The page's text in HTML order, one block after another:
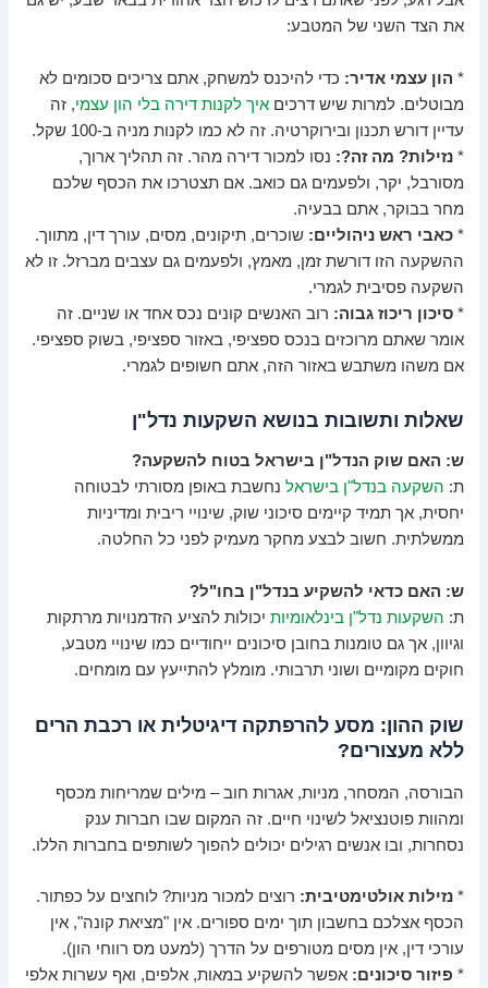
את הצד השני של המטבע:
* הון עצמי אדיר: כדי להיכנס למשחק, אתם צריכים סכומים לא
מבוטלים. למרות שיש דרכיםאיך לקנות דירה בלי הון עצמי, זה
עדיין דורש תכנון ובירוקרטיה. זה לא כמו לקנות מניה ב-100 שקל.
*נזילות? מה זה?: נסו למכור דירה מהר. זה תהליך ארוך,
מסורבל, יקר, ולפעמים גם כואב. אם תצטרכו את הכסף שלכם
מחר בבוקר, אתם בבעיה.
*כאבי ראש ניהוליים: שוכרים, תיקונים, מסים, עורך דין, מתווך.
ההשקעה הזו דורשת זמן, מאמץ, ולפעמים גם עצבים מברזל. זו לא
השקעה פסיבית לגמרי.
*סיכון ריכוז גבוה: רוב האנשים קונים נכס אחד או שניים. זה
אומר שאתם מרוכזים בנכס ספציפי, באזור ספציפי, בשוק ספציפי.
אם משהו משתבש באזור הזה, אתם חשופים לגמרי.
שאלות ותשובות בנושא השקעות נדל"ן
ש: האם שוק הנדל"ן בישראל בטוח להשקעה?
ת: השקעה בנדל"ן בישראל נחשבת באופן מסורתי לבטוחה
יחסית, אך תמיד קיימים סיכוני שוק, שינויי ריבית ומדיניות
ממשלתית. חשוב לבצע מחקר מעמיק לפני כל החלטה.
ש: האם כדאי להשקיע בנדל"ן בחו"ל?
ת: השקעות נדל"ן בינלאומיות יכולות להציע הזדמנויות מרתקות
וגיוון, אך גם טומנות בחובן סיכונים ייחודיים כמו שינויי מטבע,
חוקים מקומיים ושוני תרבותי. מומלץ להתייעץ עם מומחים.
שוק ההון: מסע להרפתקה דיגיטלית או רכבת הרים
ללא מעצורים?
הבורסה, המסחר, מניות, אגרות חוב – מילים שמריחות מכסף
ומהוות פוטנציאל לשינוי חיים. זה המקום שבו חברות ענק
נסחרות, ובו אנשים רגילים יכולים להפוך לשותפים בחברות הללו.
*נזילות אולטימטיבית: רוצים למכור מניות? לוחצים על כפתור.
הכסף אצלכם בחשבון תוך ימים ספורים. אין "מציאת קונה", אין
עורכי דין, אין מסים מטורפים על הדרך (למעט מס רווחי הון).
* פיזור סיכונים: אפשר להשקיע במאות, אלפים, ואף עשרות אלפי